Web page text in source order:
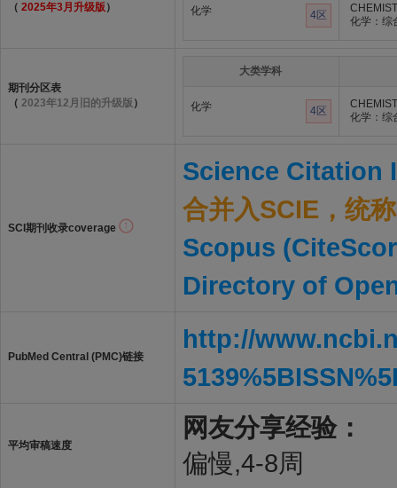
（ 2025年3月升级版 ） 化学 4区
化学：综
期刊分区表
（ 2023年12月旧的升级版 ）
大类学科
化学 4区
化学：综
SCI期刊收录coverage
Science Citation
合并入SCIE，统
Scopus
Directory of
PubMed Central (PMC)链接
http://
平均审稿速度
网友分享经验：
偏慢,4-8周